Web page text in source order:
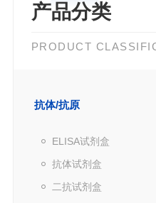
产品分类
PRODUCT
抗体/抗原
ELISA试剂盒
抗体试剂盒
二抗试剂盒